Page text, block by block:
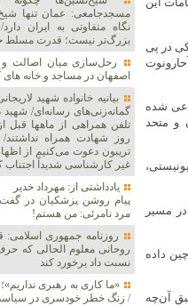
در پی
شده
و متحد
۱۲ روزه با رژیم صهیونیستی،
مسیر
داده
آن‌چه
مسجدجامعی: عمان تنها
نگاه متفاوتی به ایران
بزرگ‌تر نیست؛ قدرت مسلط
رحل‌سازی میان اصالت
اصفهان در مساجد و خانه
بیانیه خانواده شهید
گمانه‌زنی‌های رسانه‌ای/
تلفن همراهی از ماهها قبل
روز شهادت همراه
تریبون دعوت می‌کنیم از
غیر کارشناسی شدیداً اجتناب
یادداشتی از: مهرداد خدیر
پیام روشن پزشکیان در
مرد نامرئی: من هستم!
روزنامه جمهوری اسلامی:
روحانی معلوم الحالی که
نسبت داد برخورد کند
«ما کاری به رهبری
/ زنگ خطر خودسری در